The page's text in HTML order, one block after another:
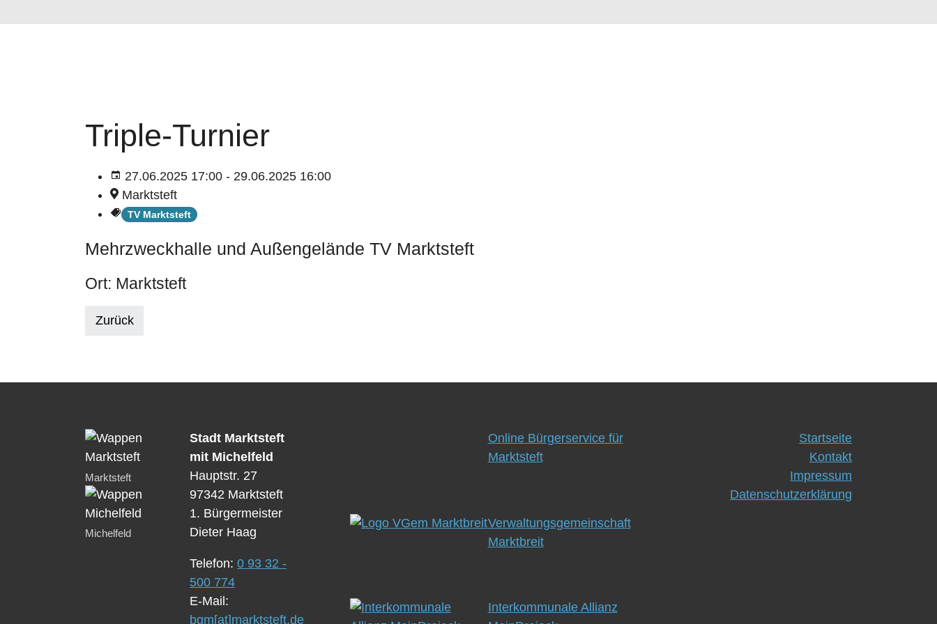
Triple-Turnier
27.06.2025 17:00 - 29.06.2025 16:00
Marktsteft
TV Marktsteft
Mehrzweckhalle und Außengelände TV Marktsteft
Ort: Marktsteft
Zurück
Marktsteft
Michelfeld
Stadt Marktsteft
mit Michelfeld
Hauptstr. 27
97342 Marktsteft
1. Bürgermeister
Dieter Haag
Telefon: 0 93 32 -
500 774
E-Mail:
bgm[at]marktsteft.de
Online Bürgerservice für
Marktsteft
Verwaltungsgemeinschaft
Marktbreit
Interkommunale Allianz
Startseite
Kontakt
Impressum
Datenschutzerklärung